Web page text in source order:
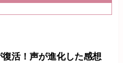
活！声が進化した感想